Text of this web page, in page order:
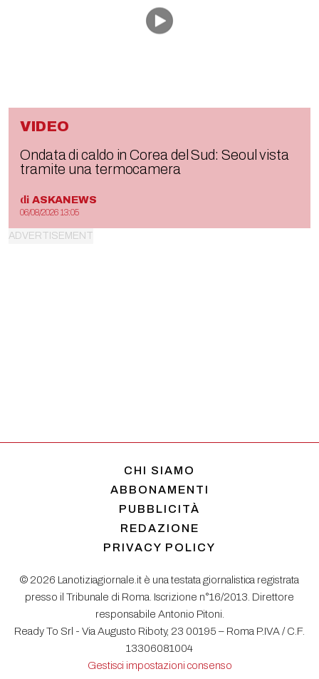
VIDEO
Ondata di caldo in Corea del Sud: Seoul vista
tramite una termocamera
di ASKANEWS
06/08/2026 13:05
CHI SIAMO
ABBONAMENTI
PUBBLICITÀ
REDAZIONE
PRIVACY POLICY
© 2026 Lanotiziagiornale.it è una testata giornalistica registrata
presso il Tribunale di Roma. Iscrizione n°16/2013. Direttore
responsabile Antonio Pitoni.
Ready To Srl - Via Augusto Riboty, 23 00195 – Roma P.IVA / C.F.
13306081004
Gestisci impostazioni consenso